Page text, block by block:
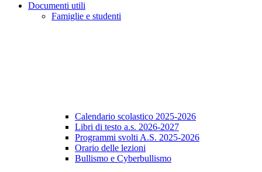
Documenti utili
Famiglie e studenti
Calendario scolastico 2025-2026
Libri di testo a.s. 2026-2027
Programmi svolti A.S. 2025-2026
Orario delle lezioni
Bullismo e Cyberbullismo